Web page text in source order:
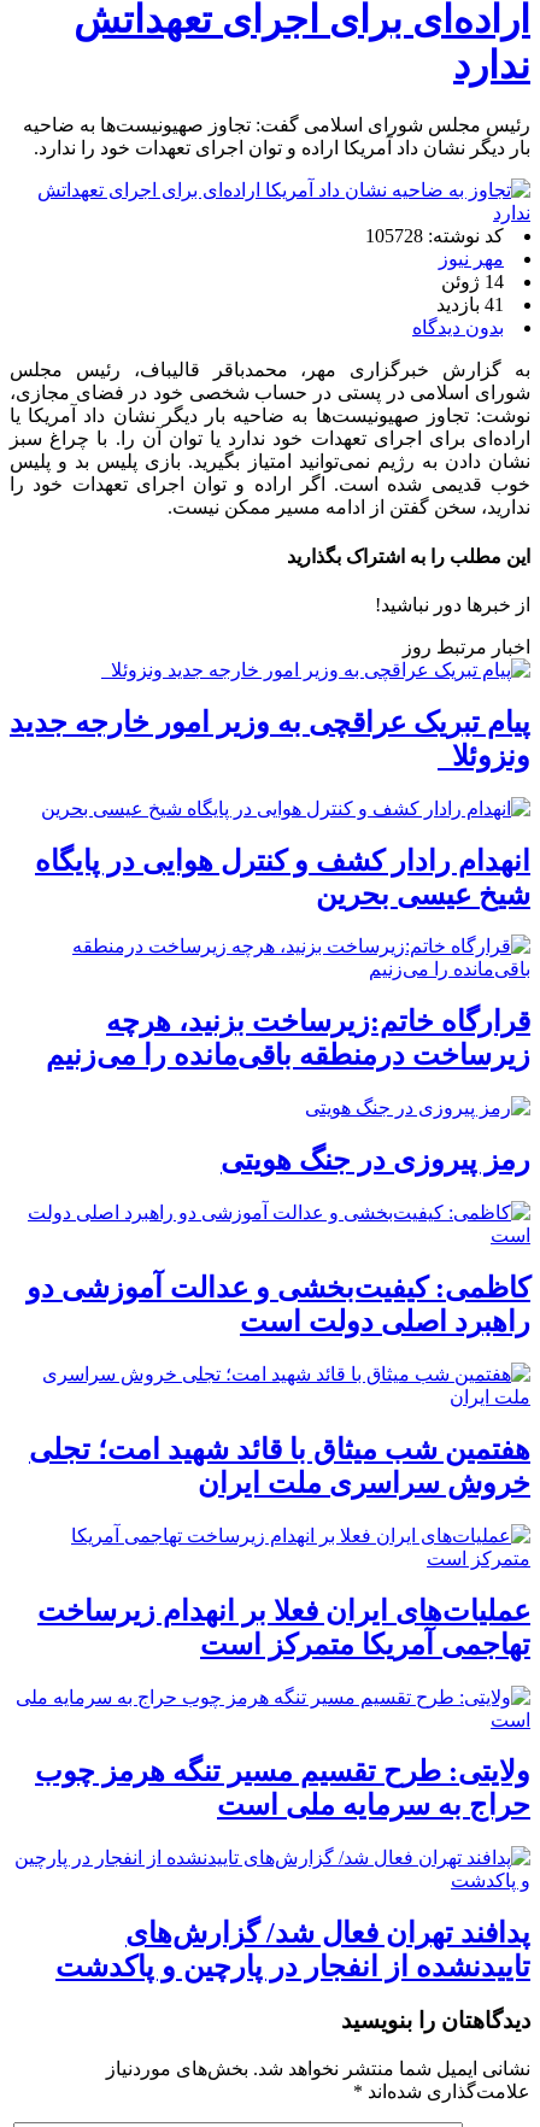
اراده‌ای برای اجرای تعهداتش
ندارد
رئیس مجلس شورای اسلامی گفت: تجاوز صهیونیست‌ها به ضاحیه
بار دیگر نشان داد آمریکا اراده‌ و توان اجرای تعهدات خود را ندارد.
کد نوشته: 105728
مهر نیوز
14 ژوئن
41 بازدید
بدون دیدگاه
به گزارش خبرگزاری مهر، محمدباقر قالیباف، رئیس مجلس
شورای اسلامی در پستی در حساب شخصی خود در فضای مجازی،
نوشت: تجاوز صهیونیست‌ها به ضاحیه بار دیگر نشان داد آمریکا یا
اراده‌ای برای اجرای تعهدات خود ندارد یا توان آن را. با چراغ سبز
نشان دادن به رژیم نمی‌توانید امتیاز بگیرید. بازی پلیس بد و پلیس
خوب قدیمی شده است. اگر اراده و توان اجرای تعهدات خود را
ندارید، سخن گفتن از ادامه مسیر ممکن نیست.
این مطلب را به اشتراک بگذارید
از خبرها دور نباشید!
اخبار مرتبط روز
پیام تبریک عراقچی به وزیر امور خارجه جدید
ونزوئلا
انهدام رادار کشف و کنترل هوایی در پایگاه
شیخ عیسی بحرین
قرارگاه خاتم:زیرساخت بزنید، هرچه
زیرساخت درمنطقه باقی‌مانده را می‌زنیم
رمز پیروزی در جنگ هویتی
کاظمی: کیفیت‌بخشی و عدالت آموزشی دو
راهبرد اصلی دولت است
هفتمین شب میثاق با قائد شهید امت؛ تجلی
خروش سراسری ملت ایران
عملیات‌های ایران فعلا بر انهدام زیرساخت
تهاجمی آمریکا متمرکز است
ولایتی: طرح تقسیم مسیر تنگه هرمز چوب
حراج به سرمایه ملی است
پدافند تهران فعال شد/ گزارش‌های
تاییدنشده از انفجار در پارچین و پاکدشت
دیدگاهتان را بنویسید
نشانی ایمیل شما منتشر نخواهد شد. بخش‌های موردنیاز
علامت‌گذاری شده‌اند *